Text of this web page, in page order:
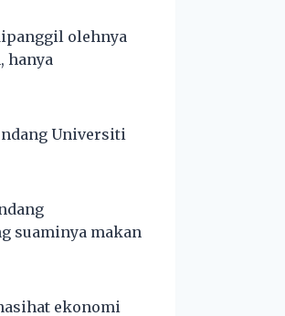
olehnya
hanya
Universiti
suaminya makan
ekonomi